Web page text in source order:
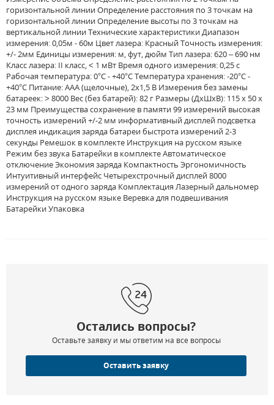
горизонтальной линии Определение расстояния по 3 точкам на
горизонтальной линии Определение высоты по 3 точкам на
вертикальной линии Технические характеристики Диапазон
измерения: 0,05м - 60м Цвет лазера: Красный Точность измерения:
+/- 2мм Единицы измерения: м, фут, дюйм Тип лазера: 620 – 690 нм
Класс лазера: II класс, ˂ 1 мВт Время одного измерения: 0,25 с
Рабочая температура: 0°С - +40°С Температура хранения: -20°С -
+40°С Питание: ААА (щелочные), 2х1,5 В Измерения без замены
батареек: ˃ 8000 Вес (без батарей): 82 г Размеры (ДхШхВ): 115 х 50 х
23 мм Преимущества сохранение в памяти 99 измерений высокая
точность измерений +/-2 мм информативный дисплей подсветка
дисплея индикация заряда батареи быстрота измерений 2-3
секунды Ремешок в комплекте Инструкция на русском языке
Режим без звука Батарейки в комплекте Автоматическое
отключение Экономия заряда Компактность Эргономичность
Интуитивный интерфейс Четырехстрочный дисплей 8000
измерений от одного заряда Комплектация Лазерный дальномер
Инструкция на русском языке Веревка для подвешивания
Батарейки Упаковка
Остались вопросы?
Оставьте заявку и мы ответим на все вопросы
Оставить заявку